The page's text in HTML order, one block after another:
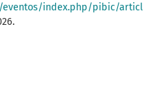
eventos/index.php/pibic/articl